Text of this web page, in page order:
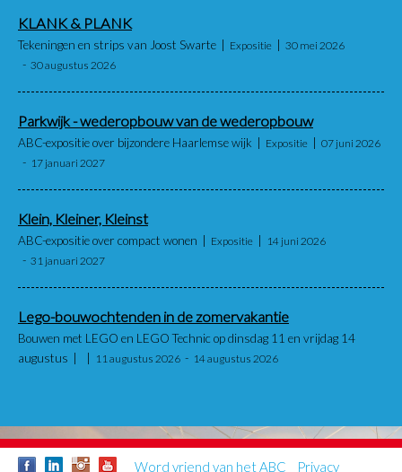
KLANK & PLANK
Tekeningen en strips van Joost Swarte Expositie
30 mei 2026
30 augustus 2026
Parkwijk - wederopbouw van de wederopbouw
ABC-expositie over bijzondere Haarlemse wijk Expositie
07 juni 2026
17 januari 2027
Klein, Kleiner, Kleinst
ABC-expositie over compact wonen Expositie
14 juni 2026
31 januari 2027
Lego-bouwochtenden in de zomervakantie
Bouwen met LEGO en LEGO Technic op dinsdag 11 en vrijdag 14
augustus
11 augustus 2026 14 augustus 2026
Word vriend van het ABC Privacy